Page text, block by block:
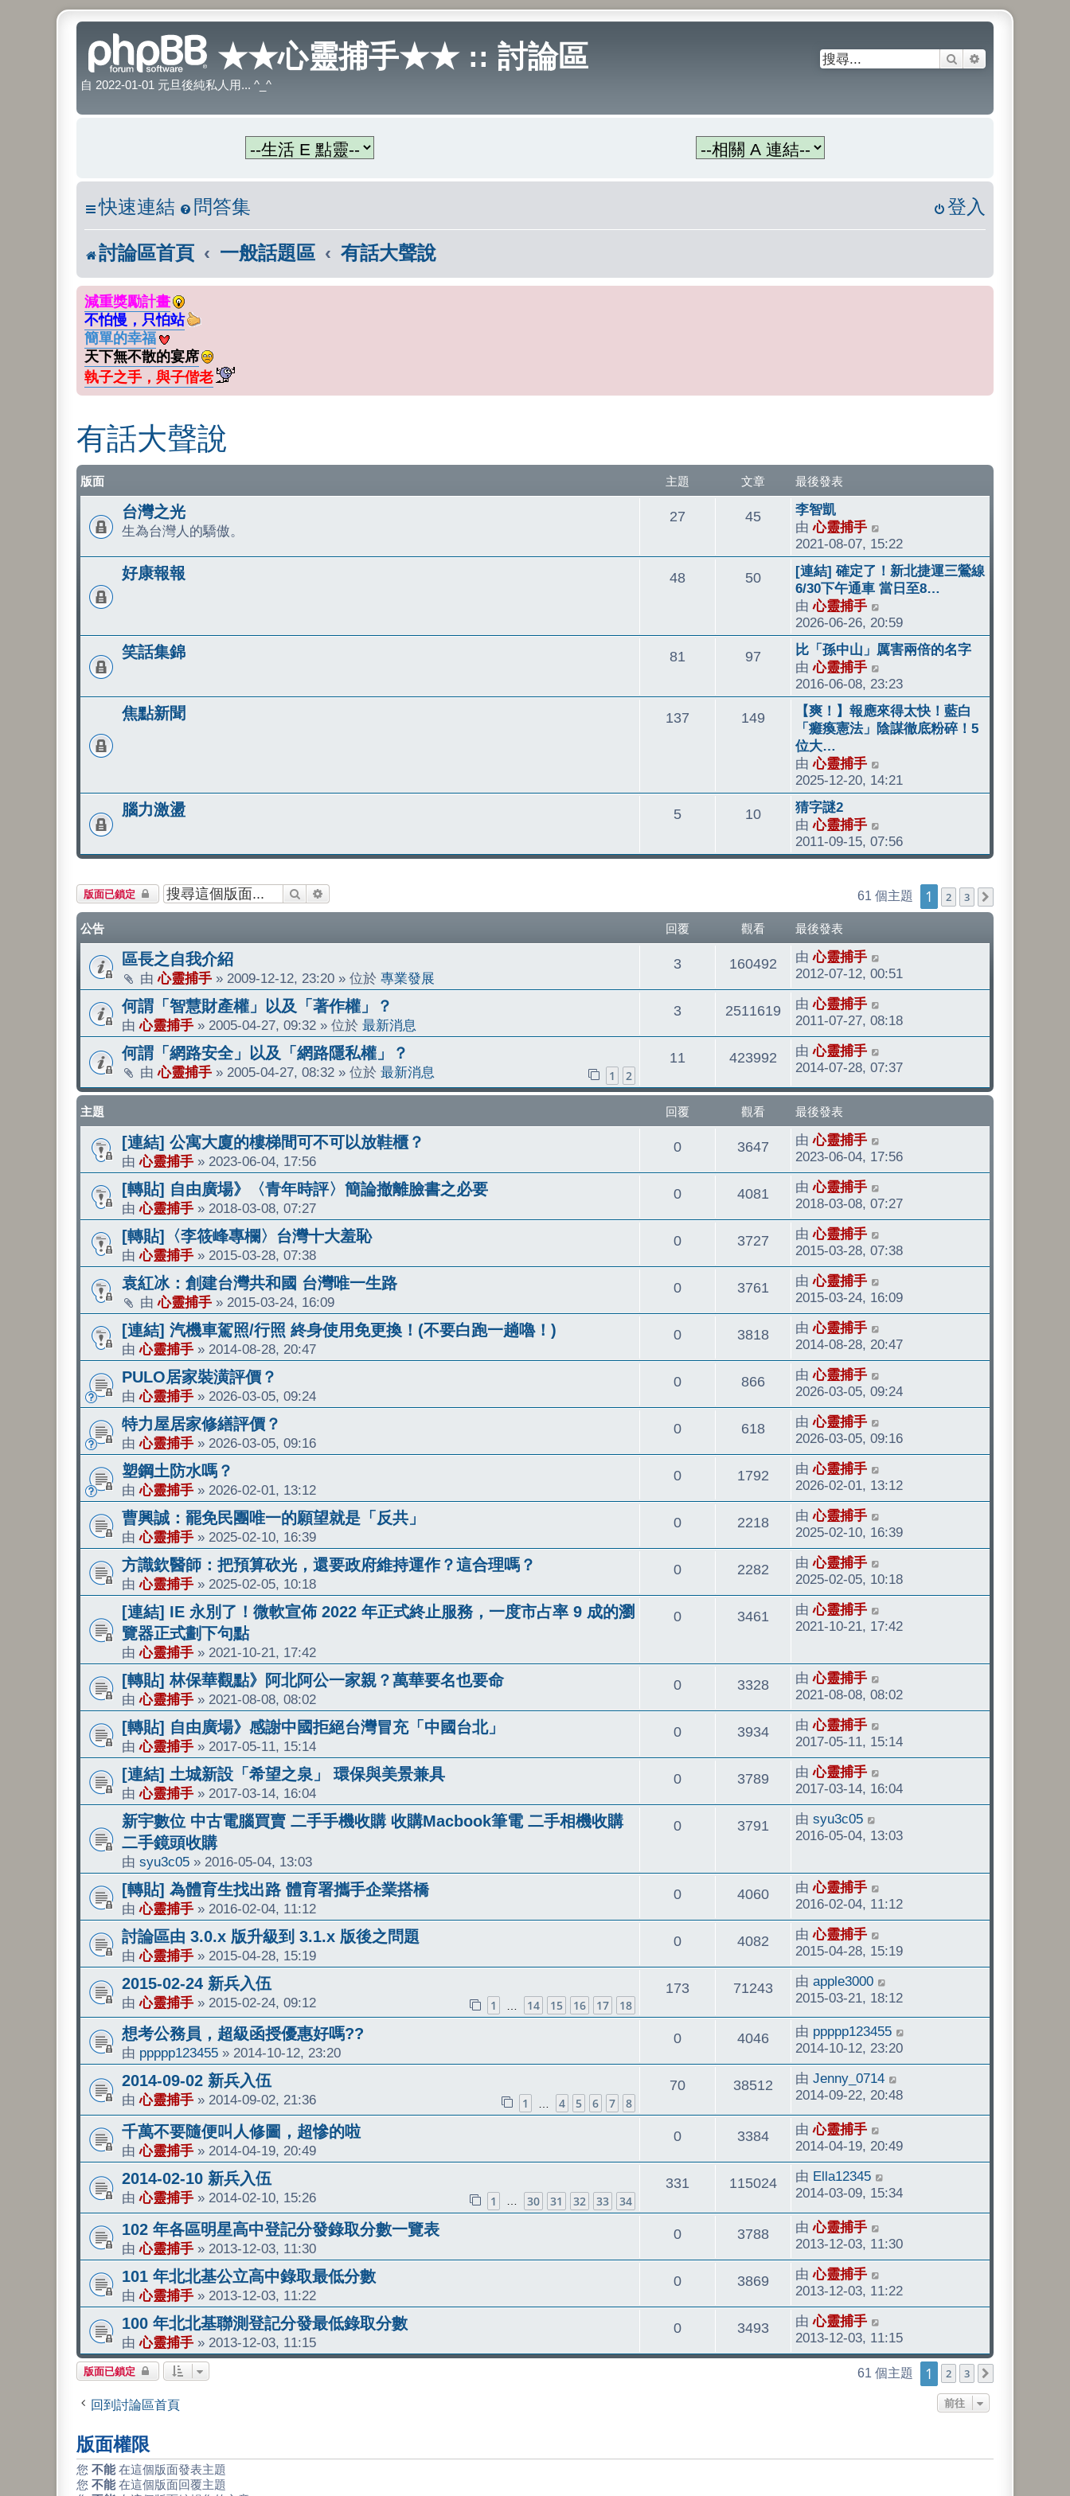
★★心靈捕手★★ :: 討論區
自 2022-01-01 元旦後純私人用... ^_^
搜尋
快速連結 問答集 登入
討論區首頁 一般話題區 有話大聲說
減重獎勵計畫
不怕慢，只怕站
簡單的幸福
天下無不散的宴席
執子之手，與子偕老
有話大聲說
版面 主題 文章 最後發表
台灣之光
生為台灣人的驕傲。
27 45文
最
後
發
表
李智凱
由心靈捕手
視
最
後
發
表
2021-08-07, 15:22
好康報報 48主
50文
最
後
發
表
[連結] 確定了！新北捷運三鶯線
6/30下午通車 當日至8…
由心靈捕手
視
最
後
發
表
2026-06-26, 20:59
笑話集錦 81 97
最
後
發
表
比「孫中山」厲害兩倍的名字
由心靈捕手
視
最
後
發
2016-06-08, 23:23
焦點新聞 137 149
最
後
發
表
【爽！】報應來得太快！藍白
「癱瘓憲法」陰謀徹底粉碎！5
位大…
由心靈捕手
視
最
發
表
2025-12-20, 14:21
腦力激盪 5主
10文
最
後
發
表
猜字謎2
由心靈捕手
視
最
發
表
2011-09-15, 07:56
版面已鎖定 搜尋 61 個主題 1 2 3
公告 回覆 觀看 最後發表
區長之自我介紹
由心靈捕手 » 2009-12-12, 23:20 » 位於 專業發展
3回
覆
160492
看
最
後
發
表
由心靈捕手
2012-07-12, 00:51
何謂「智慧財產權」以及「著作權」？
由心靈捕手 » 2005-04-27, 09:32 » 位於 最新消息
3回
覆
2511619
看
最
後
發
表
由心靈捕手
2011-07-27, 08:18
何謂「網路安全」以及「網路隱私權」？
由心靈捕手 » 2005-04-27, 08:32 » 位於 最新消息 1 2
11
覆
423992
看
最
後
發
由心靈捕手
2014-07-28, 07:37
主題 回覆 觀看 最後發表
[連結] 公寓大廈的樓梯間可不可以放鞋櫃？
由心靈捕手 » 2023-06-04, 17:56
0回
覆
3647
看
最
後
發
表
由心靈捕手
2023-06-04, 17:56
[轉貼] 自由廣場》〈青年時評〉簡論撤離臉書之必要
由心靈捕手 » 2018-03-08, 07:27
0回
覆
4081
看
最
後
發
表
由心靈捕手
2018-03-08, 07:27
[轉貼]〈李筱峰專欄〉台灣十大羞恥
由心靈捕手 » 2015-03-28, 07:38
0回
覆
3727
看
最
後
發
表
由心靈捕手
2015-03-28, 07:38
袁紅冰：創建台灣共和國 台灣唯一生路
由心靈捕手 » 2015-03-24, 16:09
0回
覆
3761
看
最
後
發
表
由心靈捕手
2015-03-24, 16:09
[連結] 汽機車駕照/行照 終身使用免更換！(不要白跑一趟嚕！)
由心靈捕手 » 2014-08-28, 20:47
0回
覆
3818觀
看
最
後
發
表
由心靈捕手
2014-08-28, 20:47
PULO居家裝潢評價？
由心靈捕手 » 2026-03-05, 09:24
0回
覆
866觀
看
最
後
發
表
由心靈捕手
2026-03-05, 09:24
特力屋居家修繕評價？
由心靈捕手 » 2026-03-05, 09:16
0回
覆
618觀
看
最
後
發
表
由心靈捕手
2026-03-05, 09:16
塑鋼土防水嗎？
由心靈捕手 » 2026-02-01, 13:12
0回
覆
1792
看
最
後
發
表
由心靈捕手
2026-02-01, 13:12
曹興誠：罷免民團唯一的願望就是「反共」
由心靈捕手 » 2025-02-10, 16:39
0回
覆
2218觀
看
最
後
發
表
由心靈捕手
2025-02-10, 16:39
方識欽醫師：把預算砍光，還要政府維持運作？這合理嗎？
由心靈捕手 » 2025-02-05, 10:18
0回
覆
2282
看
最
後
發
表
由心靈捕手
2025-02-05, 10:18
[連結] IE 永別了！微軟宣佈 2022 年正式終止服務，一度市占率 9 成的瀏
覽器正式劃下句點
由心靈捕手 » 2021-10-21, 17:42
0回
3461
最
後
表
由心靈捕手
2021-10-21, 17:42
[轉貼] 林保華觀點》阿北阿公一家親？萬華要名也要命
由心靈捕手 » 2021-08-08, 08:02
0回
覆
3328觀
看
最
後
發
表
由心靈捕手
2021-08-08, 08:02
[轉貼] 自由廣場》感謝中國拒絕台灣冒充「中國台北」
由心靈捕手 » 2017-05-11, 15:14
0回
覆
3934觀
看
最
後
發
表
由心靈捕手
2017-05-11, 15:14
[連結] 土城新設「希望之泉」 環保與美景兼具
由心靈捕手 » 2017-03-14, 16:04
0回
覆
3789
看
最
後
發
表
由心靈捕手
2017-03-14, 16:04
新宇數位 中古電腦買賣 二手手機收購 收購Macbook筆電 二手相機收購
二手鏡頭收購
由 syu3c05 » 2016-05-04, 13:03
0回
3791
最
後
表
由 syu3c05
2016-05-04, 13:03
[轉貼] 為體育生找出路 體育署攜手企業搭橋
由心靈捕手 » 2016-02-04, 11:12
0回
覆
4060觀
看
最
後
發
表
由心靈捕手
2016-02-04, 11:12
討論區由 3.0.x 版升級到 3.1.x 版後之問題
由心靈捕手 » 2015-04-28, 15:19
0回
覆
4082
看
最
後
發
表
由心靈捕手
2015-04-28, 15:19
2015-02-24 新兵入伍
由心靈捕手 » 2015-02-24, 09:12 1 14 15 16 17 18
173回
覆
71243觀
看
最
後
發
表
由 apple3000
2015-03-21, 18:12
想考公務員，超級函授優惠好嗎??
由 ppppp123455 » 2014-10-12, 23:20
0回
覆
4046觀
看
最
後
發
表
由 ppppp123455
2014-10-12, 23:20
2014-09-02 新兵入伍
由心靈捕手 » 2014-09-02, 21:36 1 4 5 6 7 8
70回
覆
38512
看
最
後
發
表
由 Jenny_0714
2014-09-22, 20:48
千萬不要隨便叫人修圖，超慘的啦
由心靈捕手 » 2014-04-19, 20:49
0回
覆
3384觀
看
最
後
發
表
由心靈捕手
2014-04-19, 20:49
2014-02-10 新兵入伍
由心靈捕手 » 2014-02-10, 15:26 1 … 30 31 32 33 34
331
覆
115024觀
看
最
後
發
表
由 Ella12345
2014-03-09, 15:34
102 年各區明星高中登記分發錄取分數一覽表
由心靈捕手 » 2013-12-03, 11:30
0回
覆
3788觀
看
最
後
發
表
由心靈捕手
2013-12-03, 11:30
101 年北北基公立高中錄取最低分數
由心靈捕手 » 2013-12-03, 11:22
0回
覆
3869
看
最
後
發
表
由心靈捕手
2013-12-03, 11:22
100 年北北基聯測登記分發最低錄取分數
由心靈捕手 » 2013-12-03, 11:15
0回
覆
3493觀
看
最
後
發
由心靈捕手
2013-12-03, 11:15
版面已鎖定 61 個主題 1 2 3
回到討論區首頁 前往
版面權限
您 不能在這個版面發表主題
您 不能在這個版面回覆主題